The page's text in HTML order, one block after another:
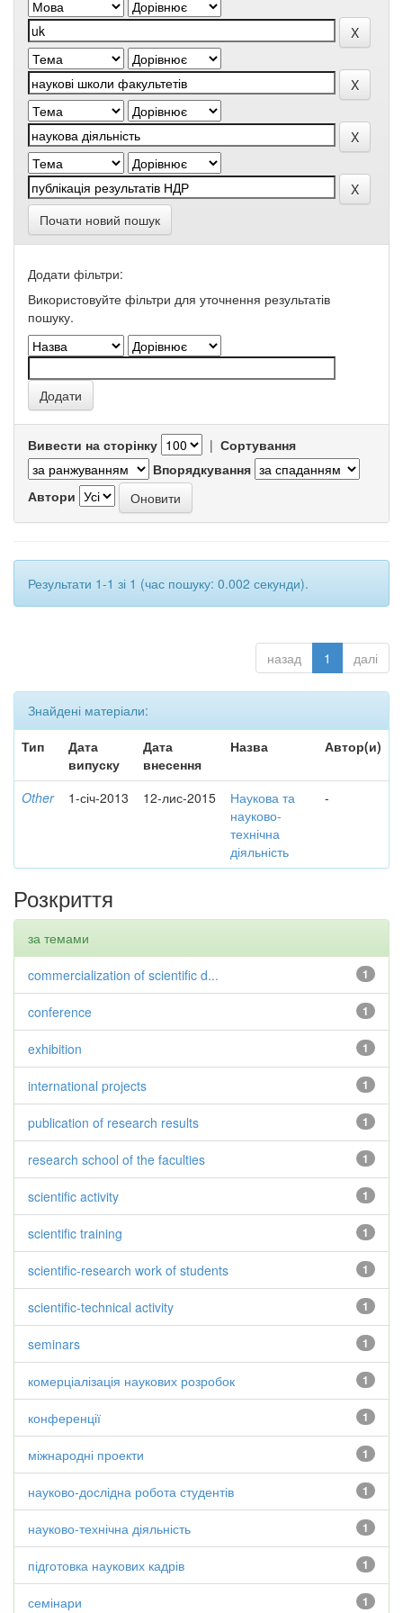
Почати новий пошук
Додати фільтри:
Використовуйте фільтри для уточнення результатів
пошуку.
Вивести на сторінку | Сортування
Впорядкування
Автори
Результати 1-1 зі 1 (час пошуку: 0.002 секунди).
назад 1 далі
Знайдені матеріали:
Тип
Дата
випуску
Дата
внесення
Назва Автор(и)
Other 1-січ-2013 12-лис-2015
Наукова та
науково-
технічна
діяльність
-
Розкриття
за темами
1
commercialization of scientific d...
1
conference
1
exhibition
1
international projects
1
publication of research results
1
research school of the faculties
1
scientific activity
1
scientific training
1
scientific-research work of students
1
scientific-technical activity
1
seminars
1
комерціалізація наукових розробок
1
конференції
1
міжнародні проекти
1
науково-дослідна робота студентів
1
науково-технічна діяльність
1
підготовка наукових кадрів
1
семінари